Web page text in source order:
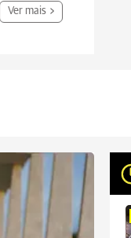
Ver mais